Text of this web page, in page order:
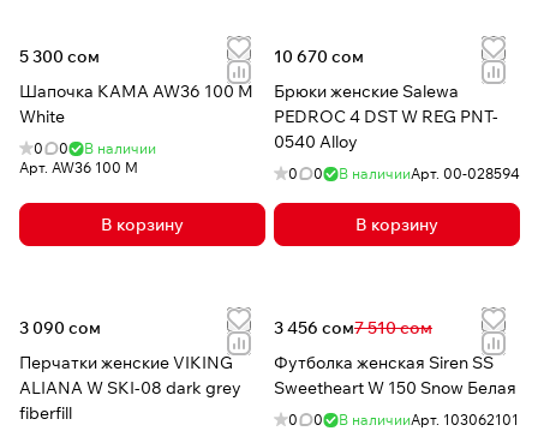
5 300 сом
Шапочка КАМА AW36 100 M
White
0 0
В наличии
Арт. AW36 100 M
В корзину
10 670 сом
Брюки женские Salewa
PEDROC 4 DST W REG PNT-
0540 Alloy
0 0 В наличииАрт. 00-028594
В корзину
3 090 сом
Перчатки женские VIKING
ALIANA W SKI-08 dark grey
fiberfill
3 456 сом7 510 сом
Футболка женская Siren SS
Sweetheart W 150 Snow Белая
0 0 В наличииАрт. 103062101